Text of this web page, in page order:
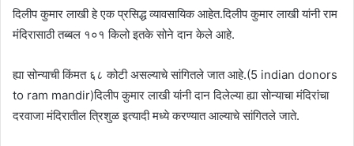
दिलीप कुमार लाखी हे एक प्रसिद्ध व्यावसायिक आहेत.दिलीप कुमार लाखी यांनी राम
मंदिरासाठी तब्बल १०१ किलो इतके सोने दान केले आहे.
ह्या सोन्याची किंमत ६८ कोटी असल्याचे सांगितले जात आहे.(5 indian donors
to ram mandir)दिलीप कुमार लाखी यांनी दान दिलेल्या ह्या सोन्याचा मंदिरांचा
दरवाजा मंदिरातील त्रिशुळ इत्यादी मध्ये करण्यात आल्याचे सांगितले जाते.